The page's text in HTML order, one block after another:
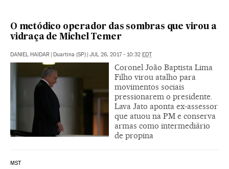
O metódico operador das sombras que virou a
vidraça de Michel Temer
DANIEL HAIDAR | Duartina (SP) | JUL 26, 2017 - 10:32 EDT
Coronel João Baptista Lima
Filho virou atalho para
movimentos sociais
pressionarem o presidente.
Lava Jato aponta ex-assessor
que atuou na PM e conserva
armas como intermediário
de propina
MST